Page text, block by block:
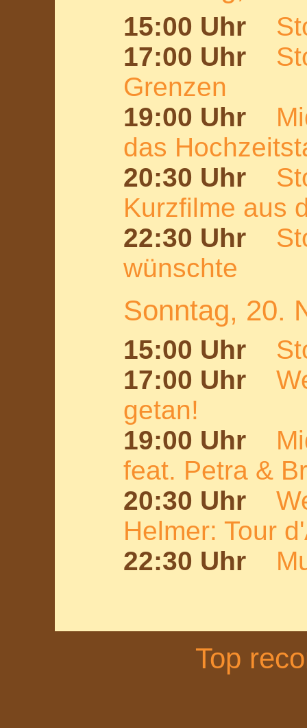
15:00 Uhr
17:00 Uhr
Grenzen
19:00 Uhr
das
20:30 Uhr
Kurzfilme aus
22:30 Uhr
wünschte
Sonntag, 20.
15:00 Uhr
17:00 Uhr
getan!
19:00 Uhr
feat. Petra &
20:30 Uhr
Helmer: Tour
22:30 Uhr
Top